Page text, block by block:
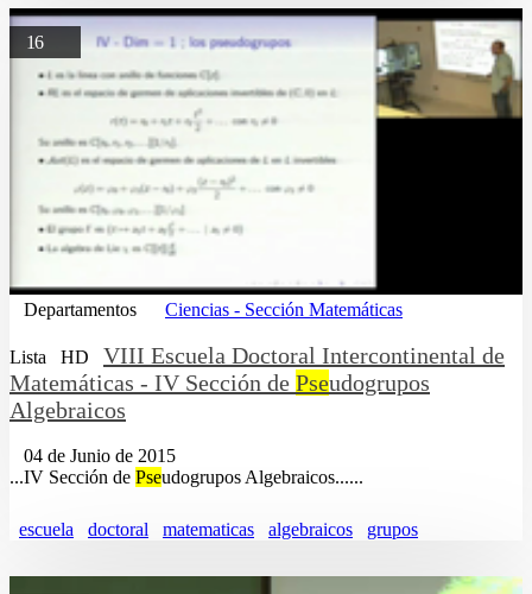
16
Departamentos Ciencias - Sección Matemáticas
Lista HD
VIII Escuela Doctoral Intercontinental de
Matemáticas - IV Sección de Pseudogrupos
Algebraicos
04 de Junio de 2015
...IV Sección de Pseudogrupos Algebraicos......
escuela doctoral matematicas algebraicos grupos